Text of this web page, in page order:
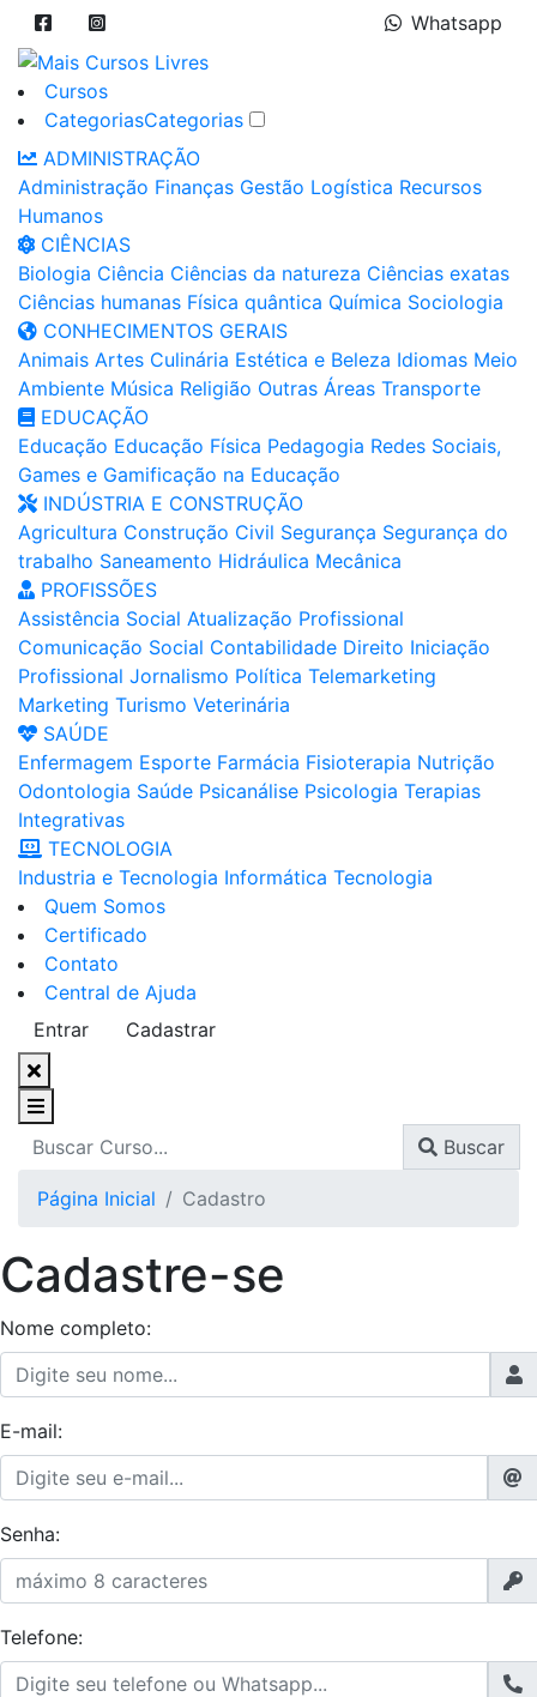
Whatsapp
Cursos
CategoriasCategorias
ADMINISTRAÇÃO
Administração Finanças Gestão Logística Recursos
Humanos
CIÊNCIAS
Biologia Ciência Ciências da natureza Ciências exatas
Ciências humanas Física quântica Química Sociologia
CONHECIMENTOS GERAIS
Animais Artes Culinária Estética e Beleza Idiomas Meio
Ambiente Música Religião Outras Áreas Transporte
EDUCAÇÃO
Educação Educação Física Pedagogia Redes Sociais,
Games e Gamificação na Educação
INDÚSTRIA E CONSTRUÇÃO
Agricultura Construção Civil Segurança Segurança do
trabalho Saneamento Hidráulica Mecânica
PROFISSÕES
Assistência Social Atualização Profissional
Comunicação Social Contabilidade Direito Iniciação
Profissional Jornalismo Política Telemarketing
Marketing Turismo Veterinária
SAÚDE
Enfermagem Esporte Farmácia Fisioterapia Nutrição
Odontologia Saúde Psicanálise Psicologia Terapias
Integrativas
TECNOLOGIA
Industria e Tecnologia Informática Tecnologia
Quem Somos
Certificado
Contato
Central de Ajuda
Entrar
Cadastrar
Buscar
Página Inicial Cadastro
Cadastre-se
Nome completo:
E-mail:
Senha:
Telefone: